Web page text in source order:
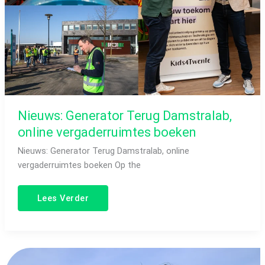
Nieuws: Generator Terug Damstralab,
online vergaderruimtes boeken
Nieuws: Generator Terug Damstralab, online
vergaderruimtes boeken Op the
Lees Verder